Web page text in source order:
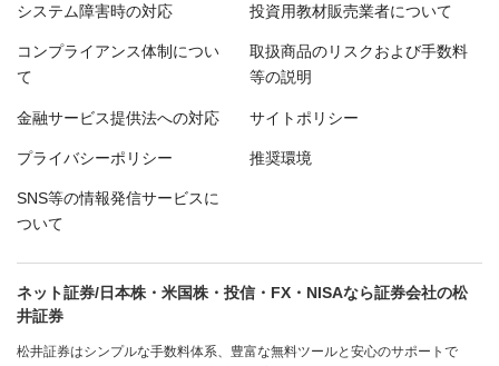
システム障害時の対応 投資用教材販売業者について
コンプライアンス体制につい
て
取扱商品のリスクおよび手数料
等の説明
金融サービス提供法への対応 サイトポリシー
プライバシーポリシー 推奨環境
SNS等の情報発信サービスに
ついて
ネット証券/日本株・米国株・投信・FX・NISAなら証券会社の松
井証券
松井証券はシンプルな手数料体系、豊富な無料ツールと安心のサポートで